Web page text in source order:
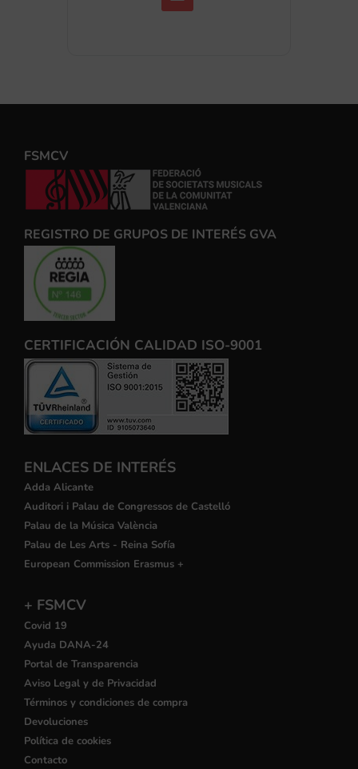
FSMCV
REGISTRO DE GRUPOS DE INTERÉS GVA
CERTIFICACIÓN CALIDAD ISO-9001
ENLACES DE INTERÉS
Adda Alicante
Auditori i Palau de Congressos de Castelló
Palau de la Música València
Palau de Les Arts - Reina Sofía
European Commission Erasmus +
+ FSMCV
Covid 19
Ayuda DANA-24
Portal de Transparencia
Aviso Legal y de Privacidad
Términos y condiciones de compra
Devoluciones
Política de cookies
Contacto